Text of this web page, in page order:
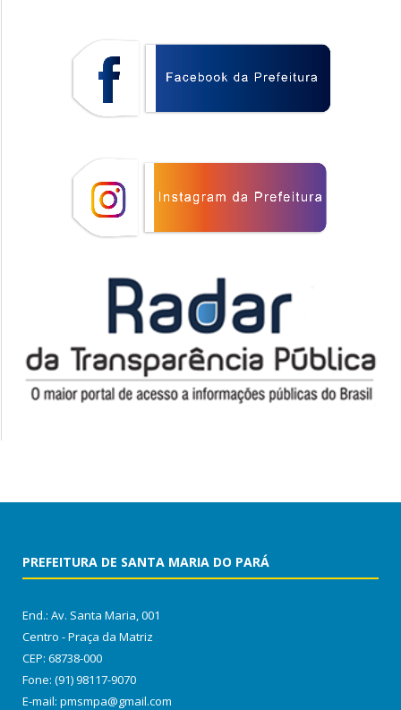
PREFEITURA DE SANTA MARIA DO PARÁ
End.: Av. Santa Maria, 001
Centro - Praça da Matriz
CEP: 68738-000
Fone: (91) 98117-9070
E-mail: pmsmpa@gmail.com